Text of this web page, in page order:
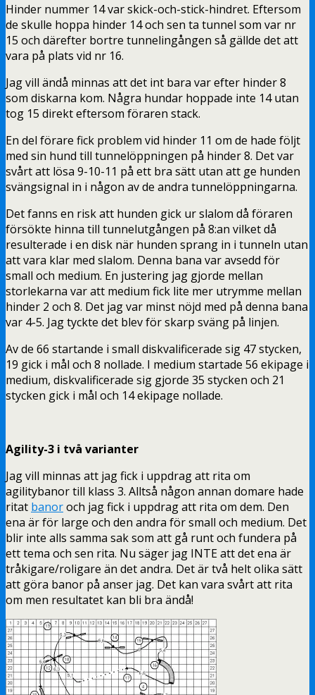
Hinder nummer 14 var skick-och-stick-hindret. Eftersom
de skulle hoppa hinder 14 och sen ta tunnel som var nr
15 och därefter bortre tunnelingången så gällde det att
vara på plats vid nr 16.
Jag vill ändå minnas att det int bara var efter hinder 8
som diskarna kom. Några hundar hoppade inte 14 utan
tog 15 direkt eftersom föraren stack.
En del förare fick problem vid hinder 11 om de hade följt
med sin hund till tunnelöppningen på hinder 8. Det var
svårt att lösa 9-10-11 på ett bra sätt utan att ge hunden
svängsignal in i någon av de andra tunnelöppningarna.
Det fanns en risk att hunden gick ur slalom då föraren
försökte hinna till tunnelutgången på 8:an vilket då
resulterade i en disk när hunden sprang in i tunneln utan
att vara klar med slalom. Denna bana var avsedd för
small och medium. En justering jag gjorde mellan
storlekarna var att medium fick lite mer utrymme mellan
hinder 2 och 8. Det jag var minst nöjd med på denna bana
var 4-5. Jag tyckte det blev för skarp sväng på linjen.
Av de 66 startande i small diskvalificerade sig 47 stycken,
19 gick i mål och 8 nollade. I medium startade 56 ekipage i
medium, diskvalificerade sig gjorde 35 stycken och 21
stycken gick i mål och 14 ekipage nollade.
Agility-3 i två varianter
Jag vill minnas att jag fick i uppdrag att rita om
agilitybanor till klass 3. Alltså någon annan domare hade
ritat banoroch jag fick i uppdrag att rita om dem. Den
ena är för large och den andra för small och medium. Det
blir inte alls samma sak som att gå runt och fundera på
ett tema och sen rita. Nu säger jag INTE att det ena är
tråkigare/roligare än det andra. Det är två helt olika sätt
att göra banor på anser jag. Det kan vara svårt att rita
om men resultatet kan bli bra ändå!